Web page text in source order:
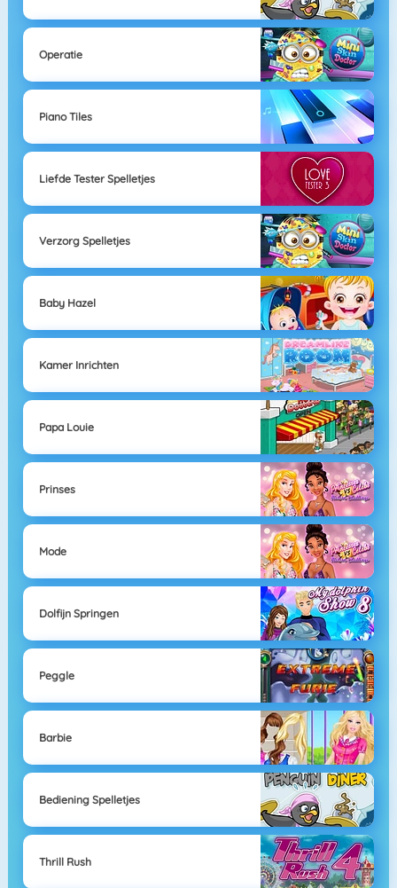
Operatie
Piano Tiles
Liefde Tester Spelletjes
Verzorg Spelletjes
Baby Hazel
Kamer Inrichten
Papa Louie
Prinses
Mode
Dolfijn Springen
Peggle
Barbie
Bediening Spelletjes
Thrill Rush